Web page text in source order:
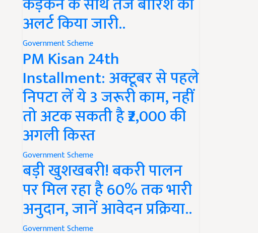
अलर्ट किया जारी..
Government Scheme
PM Kisan 24th
Installment: अक्टूबर से पहले
निपटा लें ये 3 जरूरी काम, नहीं
तो अटक सकती है ₹2,000 की
अगली किस्त
Government Scheme
बड़ी खुशखबरी! बकरी पालन
पर मिल रहा है 60% तक भारी
अनुदान, जानें आवेदन प्रक्रिया..
Government Scheme